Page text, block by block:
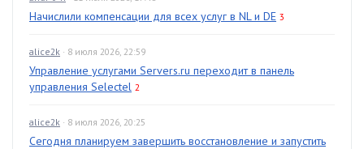
Начислили компенсации для всех услуг в NL и DE 3
alice2k · 8 июля 2026, 22:59
Управление услугами Servers.ru переходит в панель
управления Selectel 2
alice2k · 8 июля 2026, 20:25
Сегодня планируем завершить восстановление и запустить